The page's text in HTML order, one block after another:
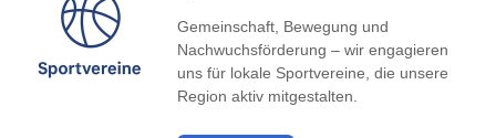
Gemeinschaft, Bewegung und
Nachwuchsförderung – wir engagieren
uns für lokale Sportvereine, die unsere
Region aktiv mitgestalten.